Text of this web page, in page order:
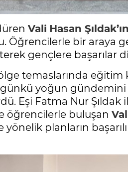
Vali Hasan Şıldak’ın
Öğrencilerle bir araya
gençlere başarılar
temaslarında eğitim
yoğun gündemini
Eşi Fatma Nur Şıldak
öğrencilerle buluşan
planların başarılı